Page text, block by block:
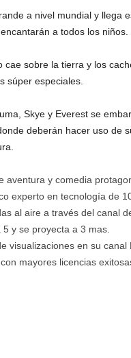
a nivel mundial y llega
a todos los niños.
cae sobre la tierra y los
súper especiales.
Skye y Everest se
deberán hacer uso de
aventura y comedia
experto en tecnología de
al aire a través del canal
y se proyecta a 3 mas.
visualizaciones en su canal
mayores licencias